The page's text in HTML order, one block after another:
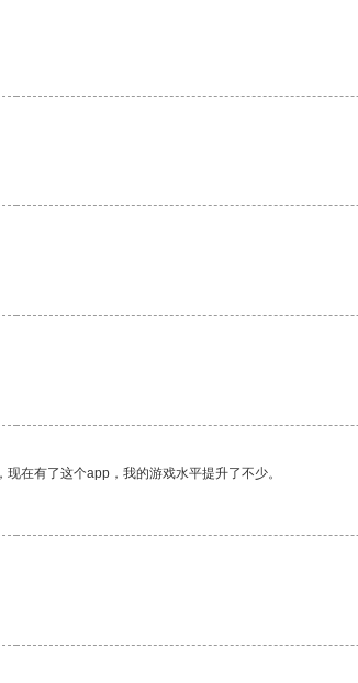
在有了这个app，我的游戏水平提升了不少。